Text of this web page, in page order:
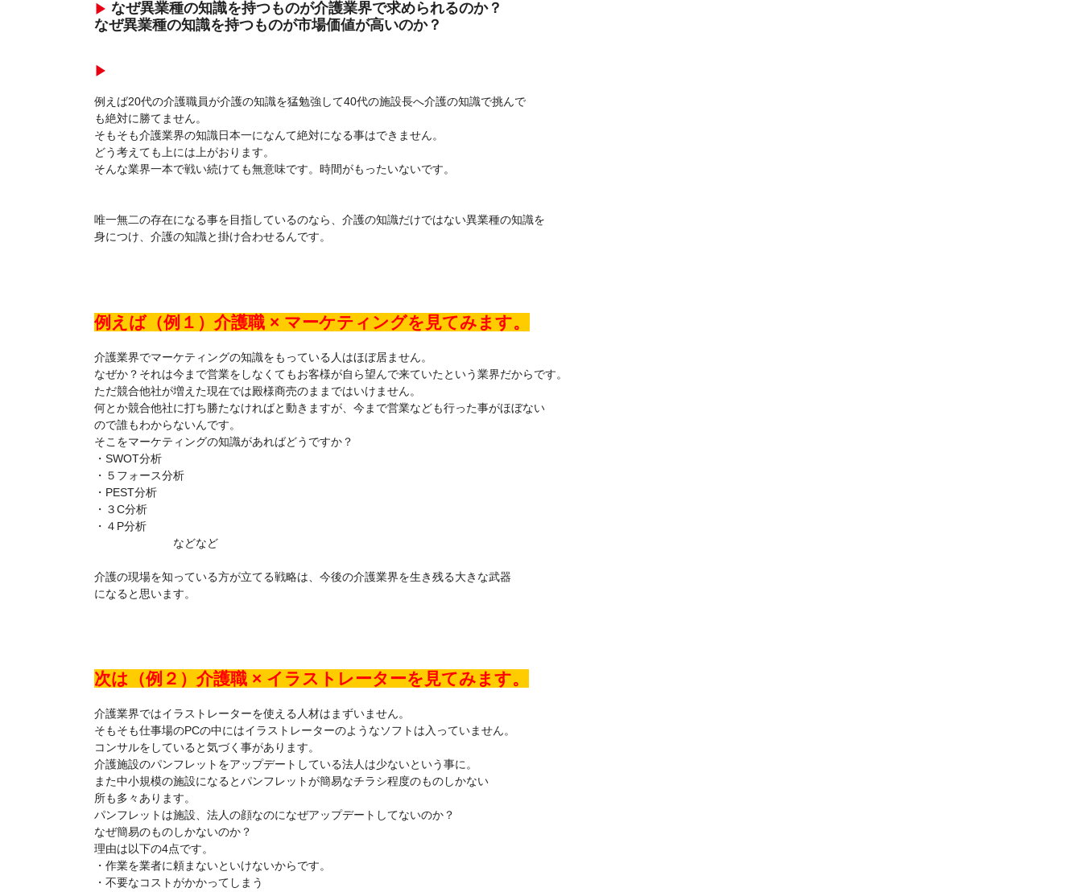
なぜ異業種の知識を持つものが介護業界で求められるのか？
なぜ異業種の知識を持つものが市場価値が高いのか？
例えば20代の介護職員が介護の知識を猛勉強して40代の施設長へ介護の知識で挑んで
も絶対に勝てません。
そもそも介護業界の知識日本一になんて絶対になる事はできません。
どう考えても上には上がおります。
そんな業界一本で戦い続けても無意味です。時間がもったいないです。
唯一無二の存在になる事を目指しているのなら、介護の知識だけではない異業種の知識を
身につけ、介護の知識と掛け合わせるんです。
例えば（例１）介護職 × マーケティングを見てみます。
介護業界でマーケティングの知識をもっている人はほぼ居ません。
なぜか？それは今まで営業をしなくてもお客様が自ら望んで来ていたという業界だからです。
ただ競合他社が増えた現在では殿様商売のままではいけません。
何とか競合他社に打ち勝たなければと動きますが、今まで営業なども行った事がほぼない
ので誰もわからないんです。
そこをマーケティングの知識があればどうですか？
・SWOT分析
・５フォース分析
・PEST分析
・３C分析
・４P分析
などなど
介護の現場を知っている方が立てる戦略は、今後の介護業界を生き残る大きな武器
になると思います。
次は（例２）介護職 × イラストレーターを見てみます。
介護業界ではイラストレーターを使える人材はまずいません。
そもそも仕事場のPCの中にはイラストレーターのようなソフトは入っていません。
コンサルをしていると気づく事があります。
介護施設のパンフレットをアップデートしている法人は少ないという事に。
また中小規模の施設になるとパンフレットが簡易なチラシ程度のものしかない
所も多々あります。
パンフレットは施設、法人の顔なのになぜアップデートしてないのか？
なぜ簡易のものしかないのか？
理由は以下の4点です。
・作業を業者に頼まないといけないからです。
・不要なコストがかかってしまう